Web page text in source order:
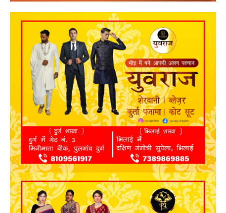
क्विक लिंक्स
मुख्य पेज
हमारे बारे में
संपर्क करें